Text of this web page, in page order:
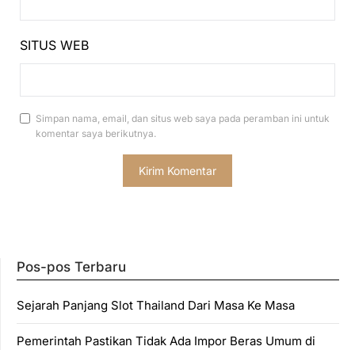
SITUS WEB
Simpan nama, email, dan situs web saya pada peramban ini untuk
komentar saya berikutnya.
Pos-pos Terbaru
Sejarah Panjang Slot Thailand Dari Masa Ke Masa
Pemerintah Pastikan Tidak Ada Impor Beras Umum di